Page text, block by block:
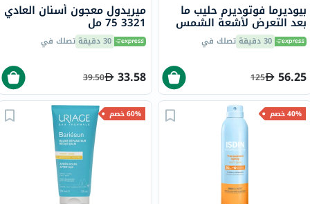
بيوديرما فوتوديرم حليب ما
بعد التعرض لأشعة الشمس
المهدئ والمعزز للتسمير 200
مل 30 دقيقة تصلك في
56.25
125
ميريدول معجون أسنان العادي
3321 75 مل
30 دقيقة تصلك في
33.58
39.50
40% خصم 60% خصم